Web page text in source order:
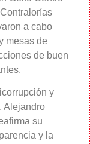
a cabo
mesas de
de buen
y
Alejandro
su
y la